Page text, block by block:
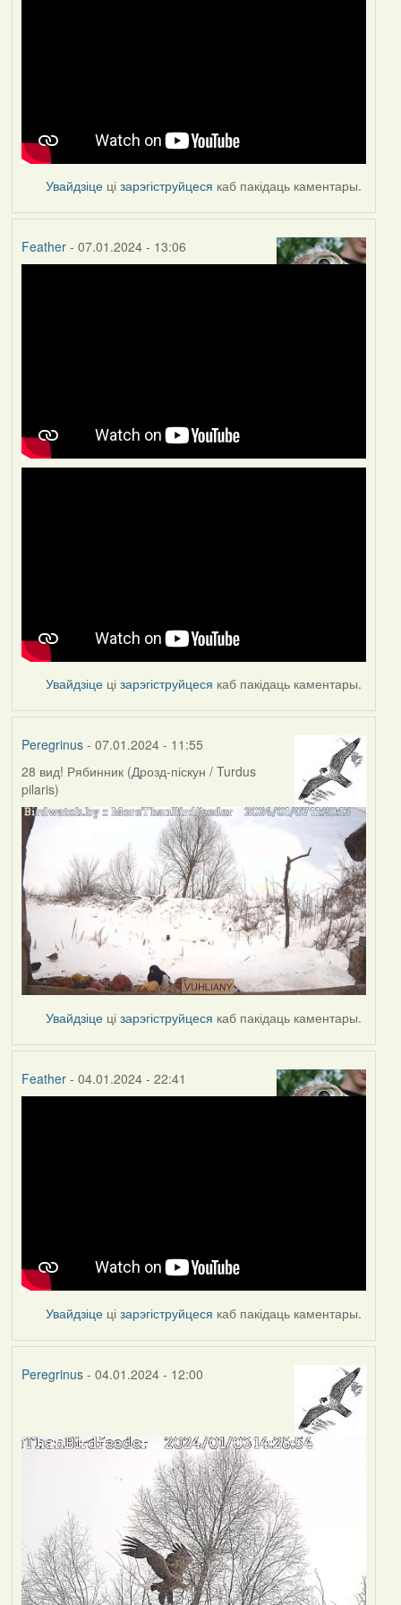
Увайдзіце цізарэгіструйцеся каб пакідаць каментары.
Feather- 07.01.2024 - 13:06
Увайдзіце цізарэгіструйцеся каб пакідаць каментары.
Peregrinus- 07.01.2024 - 11:55
28 вид! Рябинник (Дрозд-піскун / Turdus
pilaris)
Увайдзіце цізарэгіструйцеся каб пакідаць каментары.
Feather- 04.01.2024 - 22:41
Увайдзіце цізарэгіструйцеся каб пакідаць каментары.
Peregrinus- 04.01.2024 - 12:00